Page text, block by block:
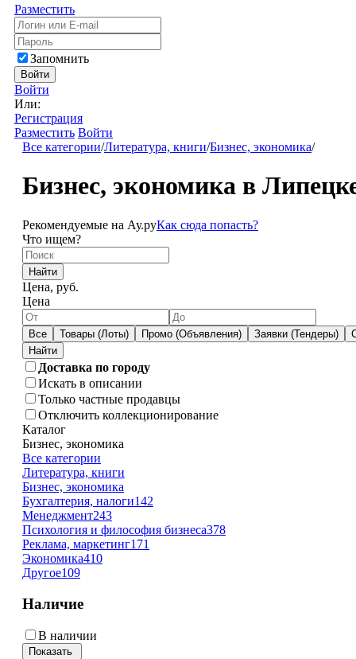
Разместить
Запомнить
Войти
Войти
Или:
Регистрация
Разместить Войти
Все категории/Литература, книги/Бизнес, экономика/
Бизнес, экономика в
Рекомендуемые на Ау.руКак сюда попасть?
Что ищем?
Найти
Цена, руб.
Цена
Все Товары (Лоты) Промо (Объявления) Заявки (Тендеры)
Доставка по городу
Искать в описании
Только частные продавцы
Отключить коллекционирование
Каталог
Бизнес, экономика
Все категории
Литература, книги
Бизнес, экономика
Бухгалтерия, налоги142
Менеджмент243
Психология и философия бизнеса378
Реклама, маркетинг171
Экономика410
Другое109
Наличие
В наличии